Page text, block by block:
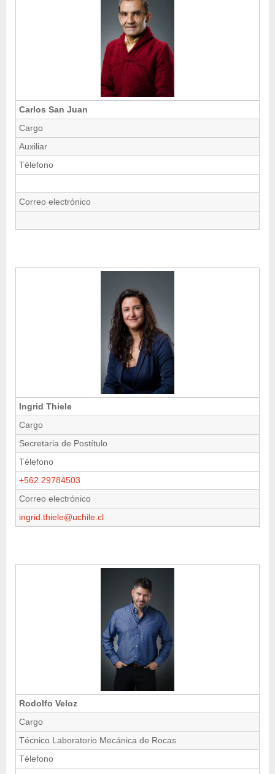
Carlos San Juan
Cargo
Auxiliar
Télefono
Correo electrónico
Ingrid Thiele
Cargo
Secretaria de Postítulo
Télefono
+562 29784503
Correo electrónico
ingrid.thiele@uchile.cl
Rodolfo Veloz
Cargo
Técnico Laboratorio Mecánica de Rocas
Télefono